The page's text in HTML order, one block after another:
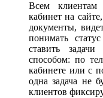
Всем клиентам
кабинет на
документы,
понимать
ставить
способом: по
кабинете или с
одна задача не
клиентов